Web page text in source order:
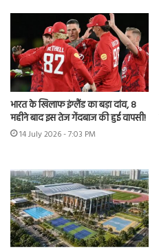
भारत के खिलाफ इंग्लैंड का बड़ा दांव, 8
महीने बाद इस तेज गेंदबाज की हुई वापसी!
14 July 2026 - 7:03 PM